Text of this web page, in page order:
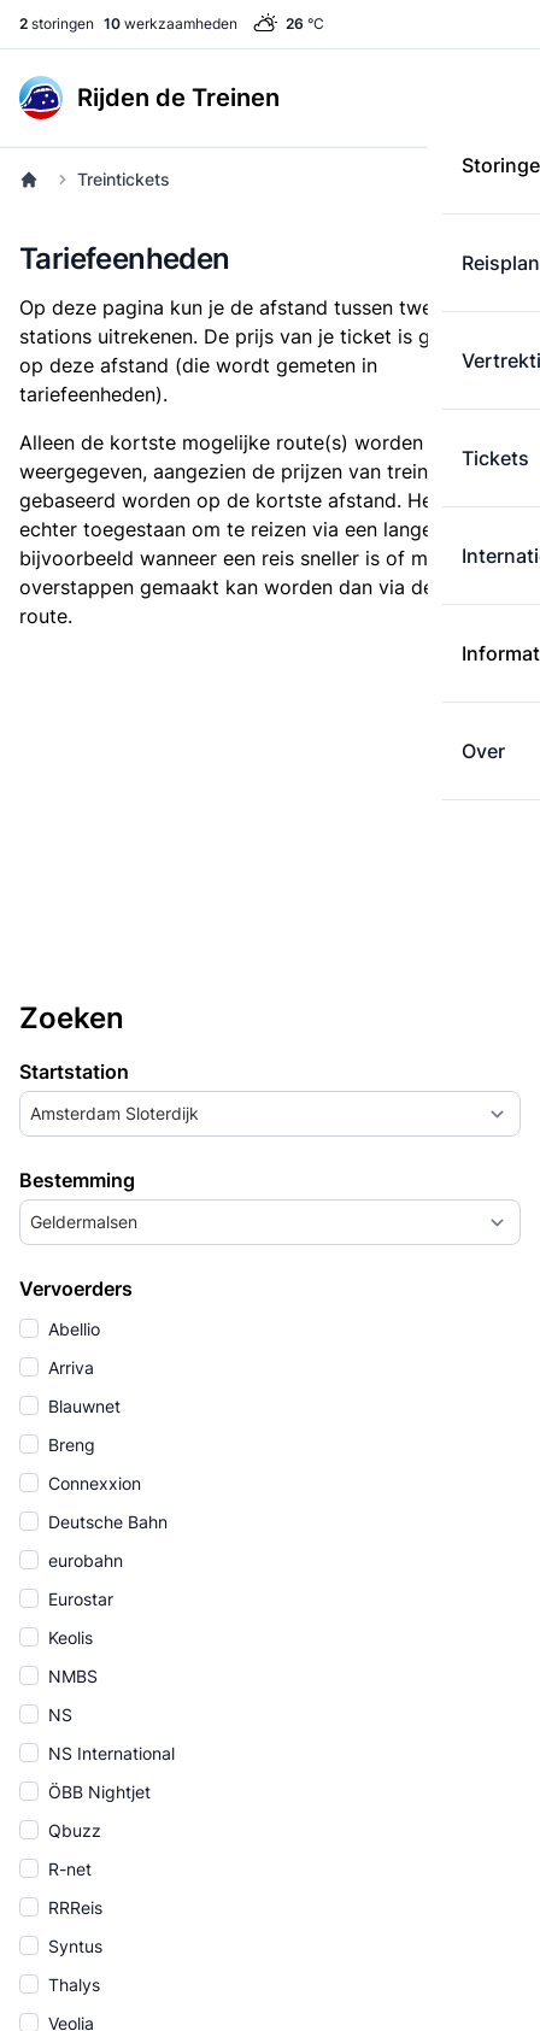
2 storingen 10 werkzaamheden 26 °C
Rijden de Treinen
Tickets
Over
Treintickets
Tariefeenheden
Op deze pagina kun je de afstand tussen twee
stations uitrekenen. De prijs van je ticket is gebaseerd
op deze afstand (die wordt gemeten in
tariefeenheden).
Alleen de kortste mogelijke route(s) worden
weergegeven, aangezien de prijzen van treintickets
gebaseerd worden op de kortste afstand. Het is
echter toegestaan om te reizen via een langere route,
bijvoorbeeld wanneer een reis sneller is of met minder
overstappen gemaakt kan worden dan via de kortste
route.
Zoeken
Startstation
Amsterdam Sloterdijk
Bestemming
Geldermalsen
Vervoerders
Abellio
Arriva
Blauwnet
Breng
Connexxion
Deutsche Bahn
eurobahn
Eurostar
Keolis
NMBS
NS
NS International
ÖBB Nightjet
Qbuzz
R-net
RRReis
Syntus
Thalys
Veolia